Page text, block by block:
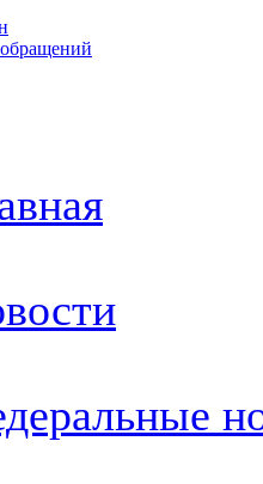
обращений